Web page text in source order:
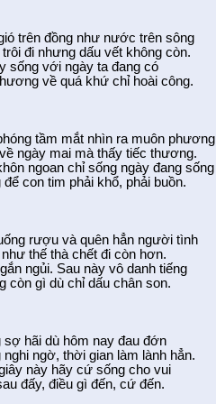
trên đồng như nước trên sông
trôi đi nhưng dấu vết không còn.
sống với ngày ta đang có
về quá khứ chỉ hoài công.
tầm mắt nhìn ra muôn phương
ngày mai mà thấy tiếc thương.
ngoan chỉ sống ngày đang sống
con tim phải khổ, phải buồn.
rượu và quên hẳn người tình
như thế thà chết đi còn hơn.
ngủi. Sau này vô danh tiếng
còn gì dù chỉ dấu chân son.
hãi dù hôm nay đau đớn
ngờ, thời gian làm lành hẳn.
này hãy cứ sống cho vui
đấy, điều gì đến, cứ đến.